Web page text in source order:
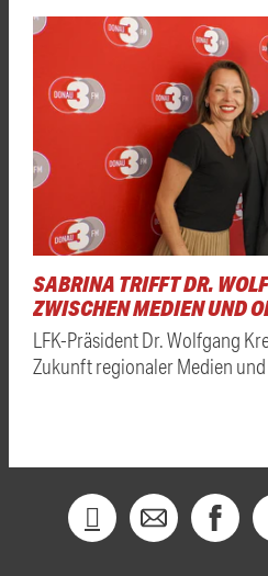
SABRINA TRIFFT DR.
WISCHEN MEDIEN UND
LFK-Präsident Dr. Wolfgang
Zukunft regionaler Medien